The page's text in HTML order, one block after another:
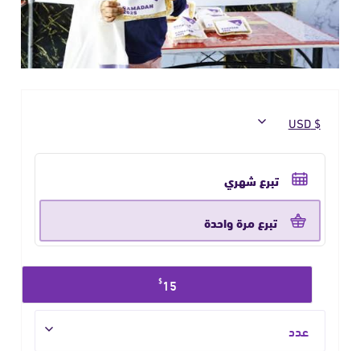
حدد
تكرار
التبرع
تبرع شهري
تبرع مرة واحدة
حدد
التبرع
$15